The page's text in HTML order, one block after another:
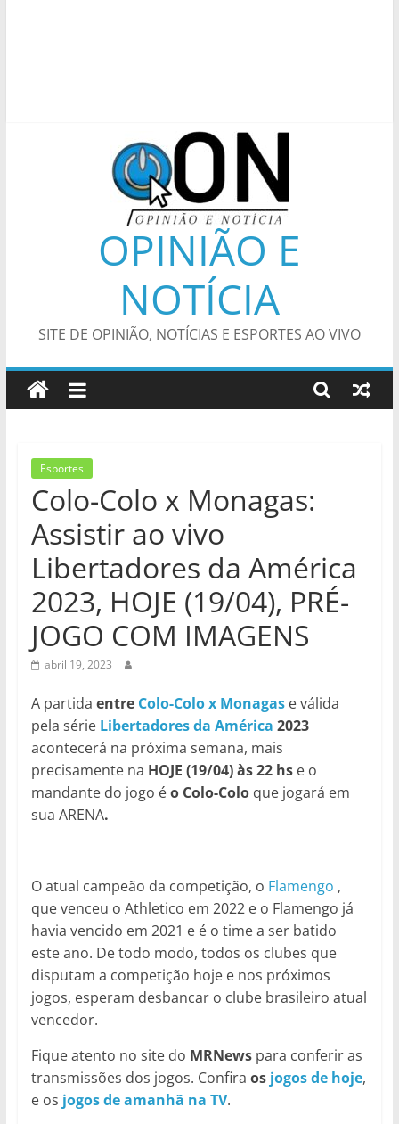
OPINIÃO E
NOTÍCIA
SITE DE OPINIÃO, NOTÍCIAS E ESPORTES AO VIVO
Esportes
Colo-Colo x Monagas:
Assistir ao vivo
Libertadores da América
2023, HOJE (19/04), PRÉ-
JOGO COM IMAGENS
abril 19, 2023
A partida entreColo-Colo x Monagas e válida
pela série Libertadores da América 2023
acontecerá na próxima semana, mais
precisamente na HOJE (19/04) às 22 hs e o
mandante do jogo éo Colo-Colo que jogará em
sua ARENA.
O atual campeão da competição, o Flamengo ,
que venceu o Athletico em 2022 e o Flamengo já
havia vencido em 2021 e é o time a ser batido
este ano. De todo modo, todos os clubes que
disputam a competição hoje e nos próximos
jogos, esperam desbancar o clube brasileiro atual
vencedor.
Fique atento no site do MRNewspara conferir as
transmissões dos jogos. Confira osjogos de hoje,
e os jogos de amanhã na TV.